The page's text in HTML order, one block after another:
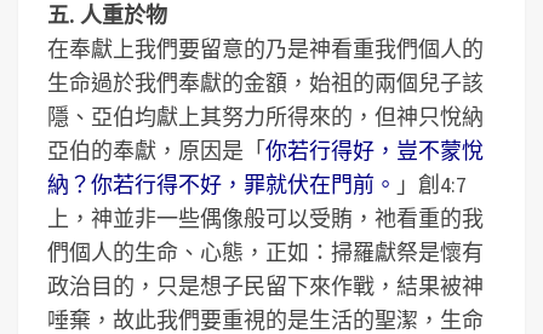
五. 人重於物
在奉獻上我們要留意的乃是神看重我們個人的
生命過於我們奉獻的金額，始祖的兩個兒子該
隱、亞伯均獻上其努力所得來的，但神只悅納
亞伯的奉獻，原因是「你若行得好，豈不蒙悅
納？你若行得不好，罪就伏在門前。 」創4:7
上，神並非一些偶像般可以受賄，祂看重的我
們個人的生命、心態，正如：掃羅獻祭是懷有
政治目的，只是想子民留下來作戰，結果被神
唾棄，故此我們要重視的是生活的聖潔，生命